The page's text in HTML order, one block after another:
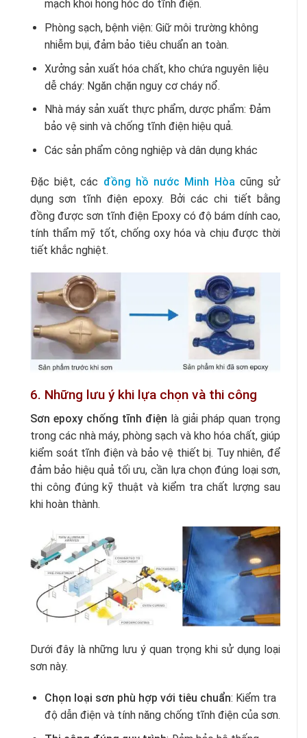
mạch khỏi hỏng hóc do tĩnh điện.
Phòng sạch, bệnh viện: Giữ môi trường không
nhiễm bụi, đảm bảo tiêu chuẩn an toàn.
Xưởng sản xuất hóa chất, kho chứa nguyên liệu
dễ cháy: Ngăn chặn nguy cơ cháy nổ.
Nhà máy sản xuất thực phẩm, dược phẩm: Đảm
bảo vệ sinh và chống tĩnh điện hiệu quả.
Các sản phẩm công nghiệp và dân dụng khác
Đặc biệt, các đồng hồ nước Minh Hòa cũng sử
dụng sơn tĩnh điện epoxy. Bởi các chi tiết bằng
đồng được sơn tĩnh điện Epoxy có độ bám dính cao,
tính thẩm mỹ tốt, chống oxy hóa và chịu được thời
tiết khắc nghiệt.
6. Những lưu ý khi lựa chọn và thi công
Sơn epoxy chống tĩnh điện là giải pháp quan trọng
trong các nhà máy, phòng sạch và kho hóa chất, giúp
kiểm soát tĩnh điện và bảo vệ thiết bị. Tuy nhiên, để
đảm bảo hiệu quả tối ưu, cần lựa chọn đúng loại sơn,
thi công đúng kỹ thuật và kiểm tra chất lượng sau
khi hoàn thành.
Dưới đây là những lưu ý quan trọng khi sử dụng loại
sơn này.
Chọn loại sơn phù hợp với tiêu chuẩn: Kiểm tra
độ dẫn điện và tính năng chống tĩnh điện của sơn.